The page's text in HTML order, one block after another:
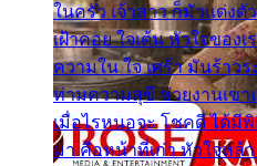
ในครัว เจ้าสาว ก็มัวแต่งตั
เฝ้าคอย ใจเต้น หัวใจของ
ความใน ใจ เศร้า มันร้าว
ท่ามความสุขี ช่วยงานเขา
เมื่อไรหนอจะ โชคดี ได้มี
มา คือหน้าที่เก่า หัวใจหล้